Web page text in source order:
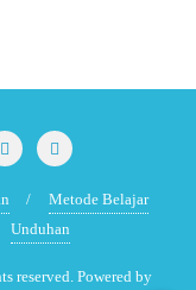
Metode Belajar
Unduhan
reserved. Powered by